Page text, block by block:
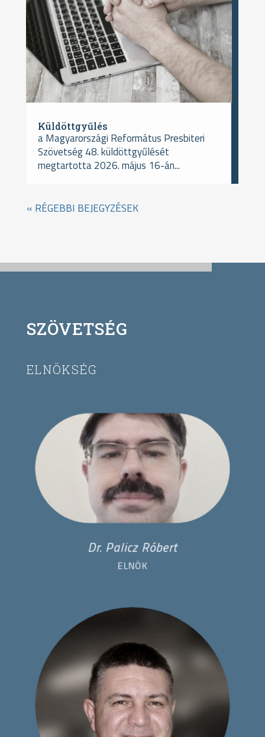
Küldöttgyűlés
a Magyarországi Református Presbiteri
Szövetség 48. küldöttgyűlését
megtartotta 2026. május 16-án...
« RÉGEBBI BEJEGYZÉSEK
SZÖVETSÉG
ELNÖKSÉG
Dr. Palicz Róbert
ELNÖK